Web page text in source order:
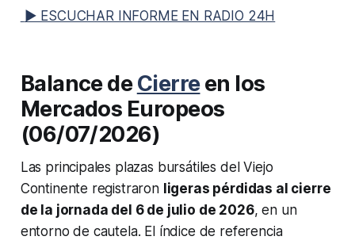
▶ ESCUCHAR INFORME EN RADIO 24H
Balance deCierreen los
Mercados Europeos
(06/07/2026)
Las principales plazas bursátiles del Viejo
Continente registraron ligeras pérdidas al cierre
de la jornada del 6 de julio de 2026, en un
entorno de cautela. El índice de referencia